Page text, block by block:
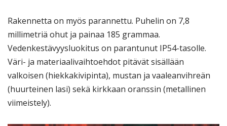
Rakennetta on myös parannettu. Puhelin on 7,8
millimetriä ohut ja painaa 185 grammaa.
Vedenkestävyysluokitus on parantunut IP54-tasolle.
Väri- ja materiaalivaihtoehdot pitävät sisällään
valkoisen (hiekkakivipinta), mustan ja vaaleanvihreän
(huurteinen lasi) sekä kirkkaan oranssin (metallinen
viimeistely).